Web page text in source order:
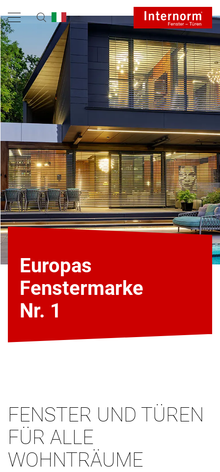
Europas
Fenstermarke
Nr. 1
FENSTER UND TÜREN
FÜR ALLE
WOHNTRÄUME